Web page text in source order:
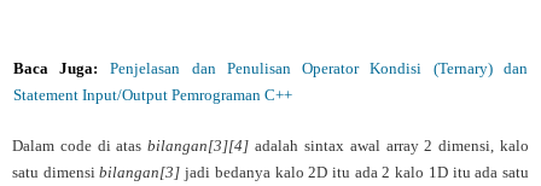
Baca Juga:
Penjelasan dan Penulisan Operator Kondisi (Ternary) dan
Statement Input/Output Pemrograman C++
Dalam code di atasbilangan[3][4] adalah sintax awal array 2 dimensi, kalo
satu dimensibilangan[3] jadi bedanya kalo 2D itu ada 2 kalo 1D itu ada satu